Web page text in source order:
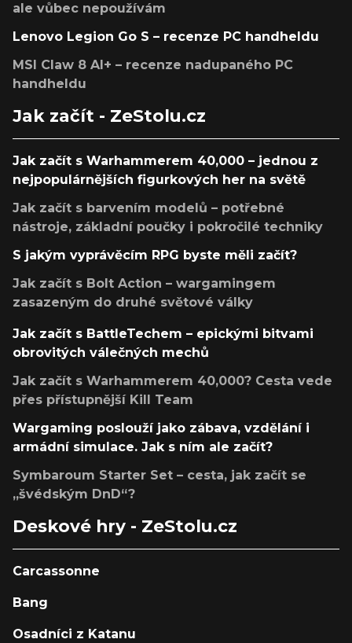
ale vůbec nepoužívám
Lenovo Legion Go S – recenze PC handheldu
MSI Claw 8 AI+ – recenze nadupaného PC
handheldu
Jak začít - ZeStolu.cz
Jak začít s Warhammerem 40,000 – jednou z
nejpopulárnějších figurkových her na světě
Jak začít s barvením modelů – potřebné
nástroje, základní poučky i pokročilé techniky
S jakým vyprávěcím RPG byste měli začít?
Jak začít s Bolt Action – wargamingem
zasazeným do druhé světové války
Jak začít s BattleTechem – epickými bitvami
obrovitých válečných mechů
Jak začít s Warhammerem 40,000? Cesta vede
přes přístupnější Kill Team
Wargaming poslouží jako zábava, vzdělání i
armádní simulace. Jak s ním ale začít?
Symbaroum Starter Set – cesta, jak začít se
„švédským DnD“?
Deskové hry - ZeStolu.cz
Carcassonne
Bang
Osadníci z Katanu